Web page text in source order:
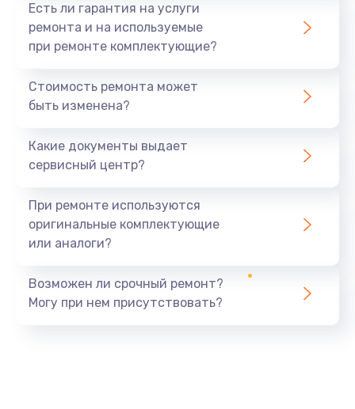
Есть ли гарантия на услуги
ремонта и на используемые
при ремонте комплектующие?
Стоимость ремонта может
быть изменена?
Какие документы выдает
сервисный центр?
При ремонте используются
оригинальные комплектующие
или аналоги?
Возможен ли срочный ремонт?
Могу при нем присутствовать?